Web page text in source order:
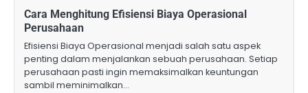
Cara Menghitung Efisiensi Biaya Operasional
Perusahaan
Efisiensi Biaya Operasional menjadi salah satu aspek
penting dalam menjalankan sebuah perusahaan. Setiap
perusahaan pasti ingin memaksimalkan keuntungan
sambil meminimalkan…